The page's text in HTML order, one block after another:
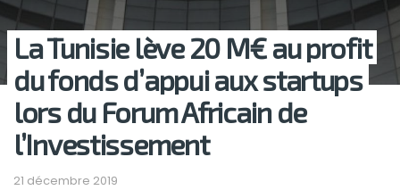
La Tunisie lève 20 M€ au profit
du fonds d’appui aux startups
lors du Forum Africain de
l’Investissement
21 décembre 2019